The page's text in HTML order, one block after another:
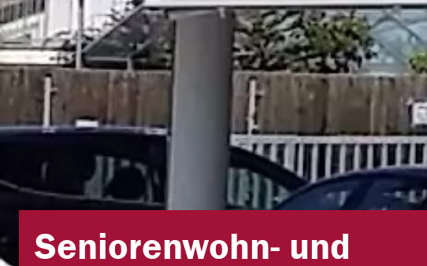
Seniorenwohn- und